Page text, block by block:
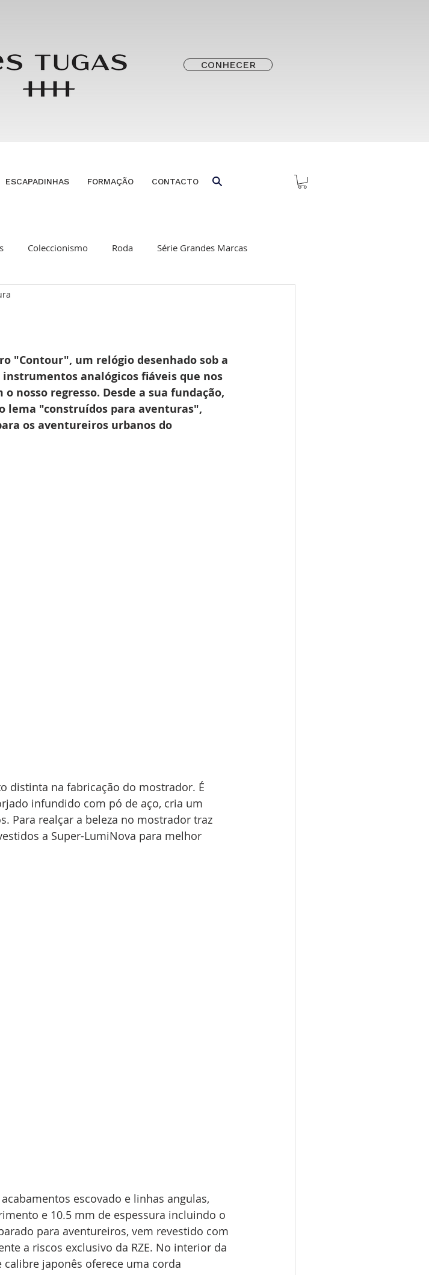
CONHECER
ESCAPADINHAS FORMAÇÃO CONTACTO
Coleccionismo Roda Série Grandes Marcas
"Contour", um relógio desenhado sob a
analógicos fiáveis que nos
nosso regresso. Desde a sua fundação,
lema "construídos para aventuras",
os aventureiros urbanos do
distinta na fabricação do mostrador. É
infundido com pó de aço, cria um
Para realçar a beleza no mostrador traz
a Super-LumiNova para melhor
escovado e linhas angulas,
e 10.5 mm de espessura incluindo o
para aventureiros, vem revestido com
a riscos exclusivo da RZE. No interior da
calibre japonês oferece uma corda